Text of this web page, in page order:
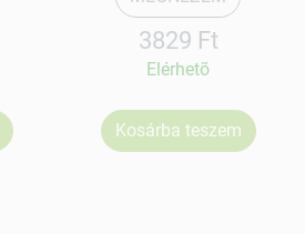
3829 Ft
Elérhetõ
Kosárba teszem